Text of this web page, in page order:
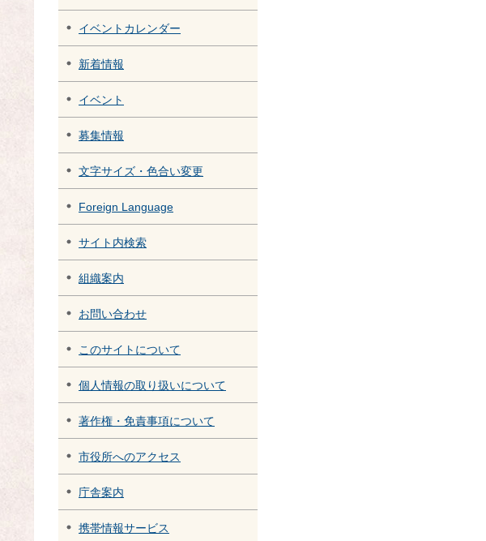
イベントカレンダー
新着情報
イベント
募集情報
文字サイズ・色合い変更
Foreign Language
サイト内検索
組織案内
お問い合わせ
このサイトについて
個人情報の取り扱いについて
著作権・免責事項について
市役所へのアクセス
庁舎案内
携帯情報サービス